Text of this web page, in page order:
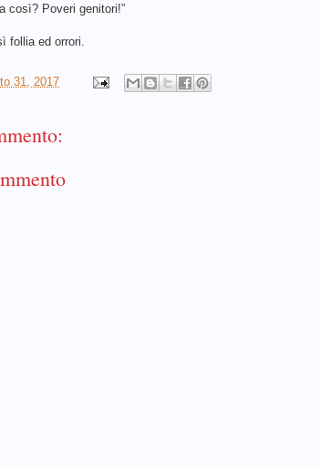
così? Poveri genitori!”
follia ed orrori.
31, 2017